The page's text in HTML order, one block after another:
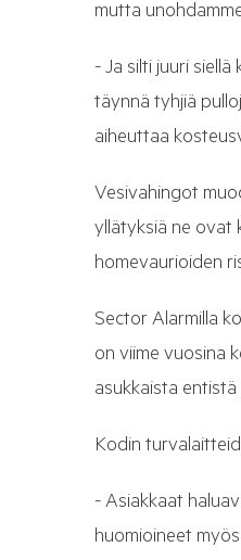
mutta
- Ja silti juuri
täynnä tyhjiä
aiheuttaa
Vesivahingot
yllätyksiä ne ovat
homevaurioiden
Sector Alarmilla
on viime vuosina
asukkaista entistä
Kodin
- Asiakkaat
huomioineet